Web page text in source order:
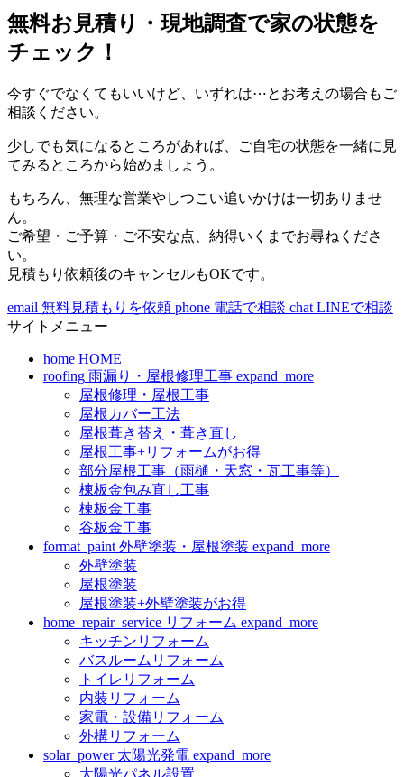
無料お見積り・現地調査で家の状態を
チェック！
今すぐでなくてもいいけど、いずれは⋯とお考えの場合もご
相談ください。
少しでも気になるところがあれば、ご自宅の状態を一緒に見
てみるところから始めましょう。
もちろん、無理な営業やしつこい追いかけは一切ありませ
ん。
ご希望・ご予算・ご不安な点、納得いくまでお尋ねくださ
い。
見積もり依頼後のキャンセルもOKです。
email 無料見積もりを依頼 phone 電話で相談 chat LINEで相談
サイトメニュー
home HOME
roofing 雨漏り・屋根修理工事 expand_more
屋根修理・屋根工事
屋根カバー工法
屋根葺き替え・葺き直し
屋根工事+リフォームがお得
部分屋根工事（雨樋・天窓・瓦工事等）
棟板金包み直し工事
棟板金工事
谷板金工事
format_paint 外壁塗装・屋根塗装 expand_more
外壁塗装
屋根塗装
屋根塗装+外壁塗装がお得
home_repair_service リフォーム expand_more
キッチンリフォーム
バスルームリフォーム
トイレリフォーム
内装リフォーム
家電・設備リフォーム
外構リフォーム
solar_power 太陽光発電 expand_more
太陽光パネル設置